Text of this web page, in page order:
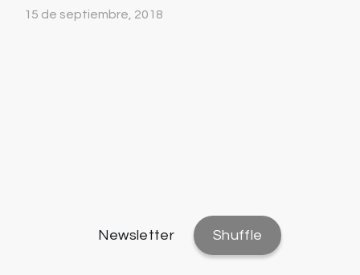
15 de septiembre, 2018
Newsletter Shuffle